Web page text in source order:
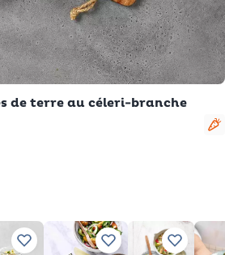
de terre au céleri-branche
recettes préférées
Ajouter à vos recettes préférées
Ajouter à vosAjouter